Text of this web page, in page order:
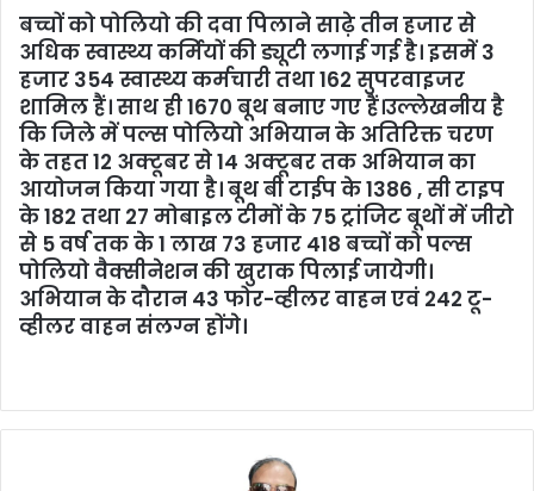
बच्चों को पोलियो की दवा पिलाने साढ़े तीन हजार से
अधिक स्वास्थ्य कर्मियों की ड्यूटी लगाई गई है। इसमें 3
हजार 354 स्वास्थ्य कर्मचारी तथा 162 सुपरवाइजर
शामिल हैं। साथ ही 1670 बूथ बनाए गए हैं।उल्लेखनीय है
कि जिले में पल्स पोलियो अभियान के अतिरिक्त चरण
के तहत 12 अक्टूबर से 14 अक्टूबर तक अभियान का
आयोजन किया गया है। बूथ बी टाईप के 1386 , सी टाइप
के 182 तथा 27 मोबाइल टीमों के 75 ट्रांजिट बूथों में जीरो
से 5 वर्ष तक के 1 लाख 73 हजार 418 बच्चों को पल्स
पोलियो वैक्सीनेशन की खुराक पिलाई जायेगी।
अभियान के दौरान 43 फोर-व्हीलर वाहन एवं 242 टू-
व्हीलर वाहन संलग्न होंगे।